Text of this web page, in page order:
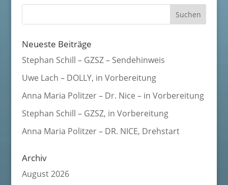
Neueste Beiträge
Stephan Schill – GZSZ – Sendehinweis
Uwe Lach – DOLLY, in Vorbereitung
Anna Maria Politzer – Dr. Nice – in Vorbereitung
Stephan Schill – GZSZ, in Vorbereitung
Anna Maria Politzer – DR. NICE, Drehstart
Archiv
August 2026